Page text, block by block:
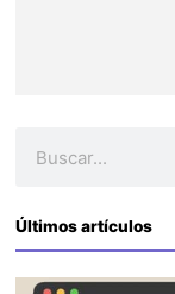
Últimos artículos